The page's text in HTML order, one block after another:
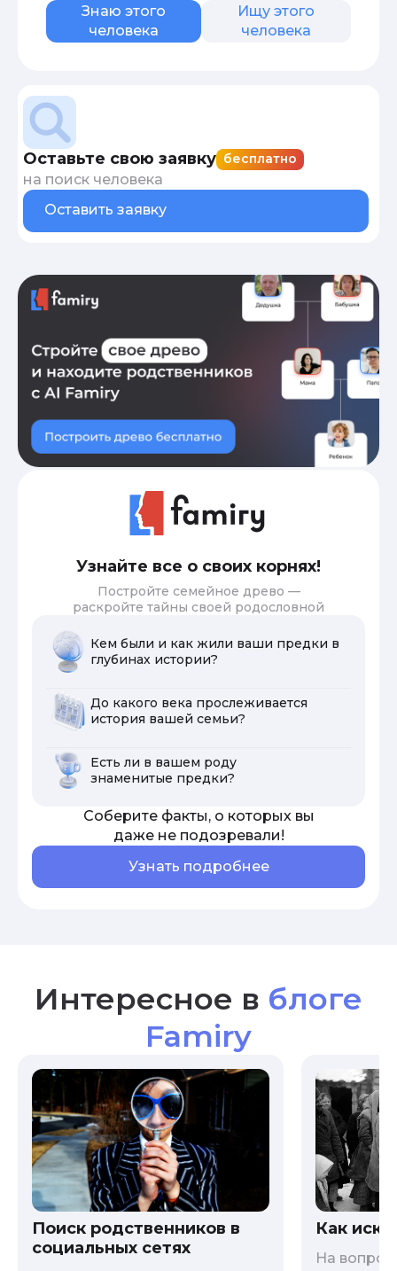
Знаю этого
человека
Ищу этого
человека
Оставьте свою заявку бесплатно
на поиск человека
Оставить заявку
Узнайте все о своих корнях!
Постройте семейное древо —
раскройте тайны своей родословной
Кем были и как жили ваши предки в
глубинах истории?
До какого века прослеживается
история вашей семьи?
Есть ли в вашем роду
знаменитые предки?
Соберите факты, о которых вы
даже не подозревали!
Узнать подробнее
Интересное в блоге
Famiry
Поиск родственников в
социальных сетях
Как
На вопрос